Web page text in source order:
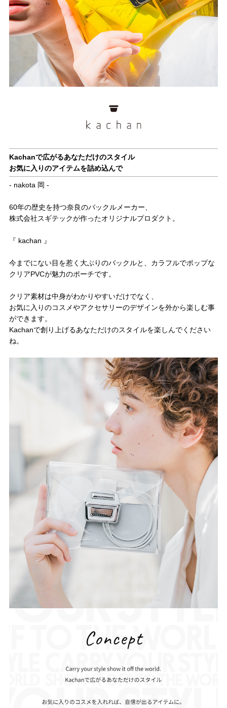
Kachanで広がるあなただけのスタイル
お気に入りのアイテムを詰め込んで
- nakota 岡 -
60年の歴史を持つ奈良のバックルメーカー、
株式会社スギテックが作ったオリジナルプロダクト。
『 kachan 』
今までにない目を惹く大ぶりのバックルと、カラフルでポップな
クリアPVCが魅力のポーチです。
クリア素材は中身がわかりやすいだけでなく、
お気に入りのコスメやアクセサリーのデザインを外から楽しむ事
ができます。
Kachanで創り上げるあなただけのスタイルを楽しんでください
ね。